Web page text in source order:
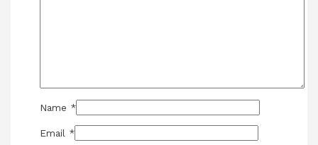
Name *
Email *